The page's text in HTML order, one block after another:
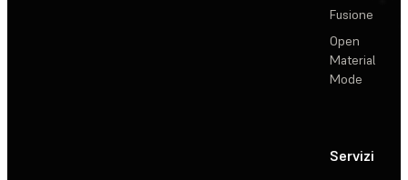
Fusione
Open
Material
Mode
Servizi